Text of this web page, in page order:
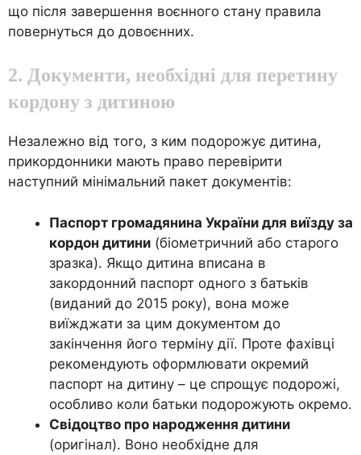
що після завершення воєнного стану правила
повернуться до довоєнних.
2. Документи, необхідні для перетину
кордону з дитиною
Незалежно від того, з ким подорожує дитина,
прикордонники мають право перевірити
наступний мінімальний пакет документів:
Паспорт громадянина України для виїзду за
кордон дитини (біометричний або старого
зразка). Якщо дитина вписана в
закордонний паспорт одного з батьків
(виданий до 2015 року), вона може
виїжджати за цим документом до
закінчення його терміну дії. Проте фахівці
рекомендують оформлювати окремий
паспорт на дитину – це спрощує подорожі,
особливо коли батьки подорожують окремо.
Свідоцтво про народження дитини
(оригінал). Воно необхідне для